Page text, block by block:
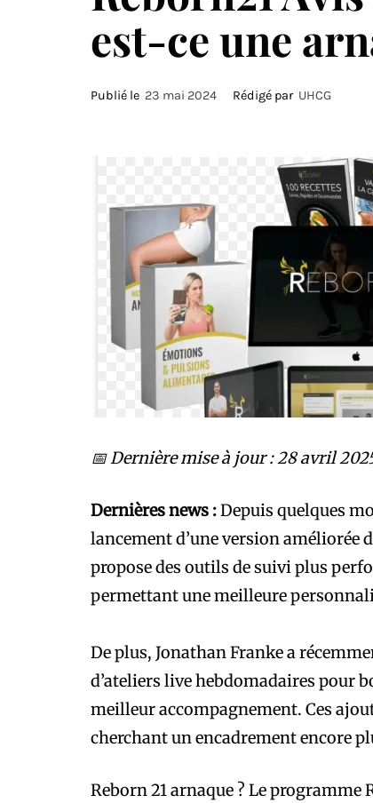
est-ce une
Publié le 23 mai 2024 Rédigé par UHCG
📅 Dernière mise à jour : 28 avril
Dernières news :Depuis quelques
lancement d’une version améliorée
propose des outils de suivi plus
permettant une meilleure
De plus, Jonathan Franke a
d’ateliers live hebdomadaires pour
meilleur accompagnement. Ces
cherchant un encadrement encore
Reborn 21 arnaque ? Le programme